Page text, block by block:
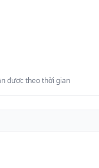
được theo thời gian